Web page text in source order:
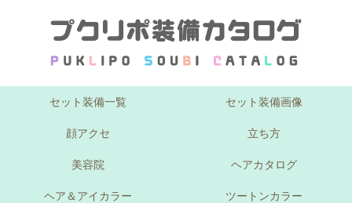
セット装備一覧 セット装備画像
顔アクセ 立ち方
美容院 ヘアカタログ
ヘア＆アイカラー ツートンカラー